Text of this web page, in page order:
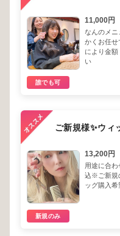
11,000円
なんのメニ
かくお任
により金
い
誰でも可
ご新規様✨ウィ
13,200円
用途に合
込※ご新規
ッグ購入
新規のみ